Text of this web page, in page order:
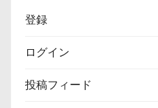
登録
ログイン
投稿フィード